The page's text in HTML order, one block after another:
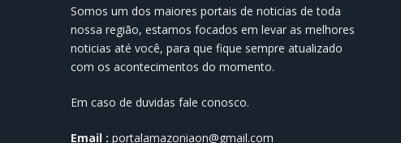
Somos um dos maiores portais de noticias de toda
nossa região, estamos focados em levar as melhores
noticias até você, para que fique sempre atualizado
com os acontecimentos do momento.
Em caso de duvidas fale conosco.
Email : portalamazoniaon@gmail.com
Inverno Amazônico
07/05/2024